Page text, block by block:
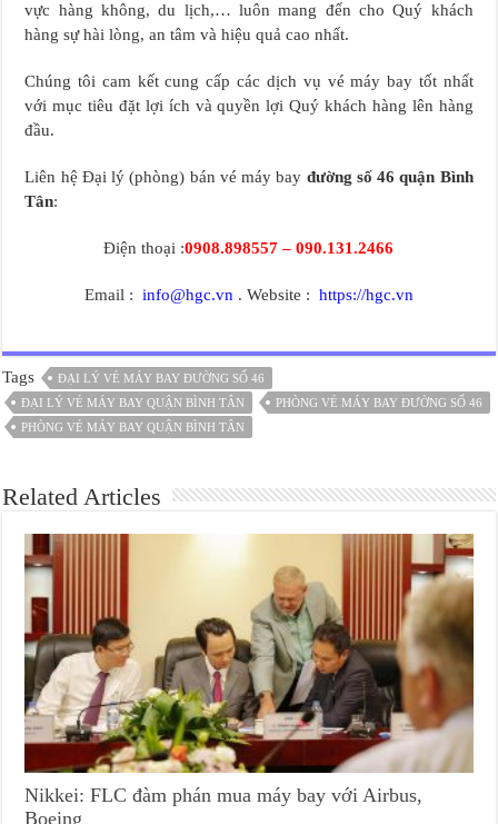
vực hàng không, du lịch,… luôn mang đến cho Quý khách
hàng sự hài lòng, an tâm và hiệu quả cao nhất.
Chúng tôi cam kết cung cấp các dịch vụ vé máy bay tốt nhất
với mục tiêu đặt lợi ích và quyền lợi Quý khách hàng lên hàng
đầu.
Liên hệ Đại lý (phòng) bán vé máy bay đường số 46 quận Bình
Tân:
Điện thoại :0908.898557 – 090.131.2466
Email : info@hgc.vn. Website : https://hgc.vn
Tags
ĐẠI LÝ VÉ MÁY BAY ĐƯỜNG SỐ 46
ĐẠI LÝ VÉ MÁY BAY QUẬN BÌNH TÂN
PHÒNG VÉ MÁY BAY ĐƯỜNG SỐ 46
PHÒNG VÉ MÁY BAY QUẬN BÌNH TÂN
Related Articles
Nikkei: FLC đàm phán mua máy bay với Airbus,
Boeing